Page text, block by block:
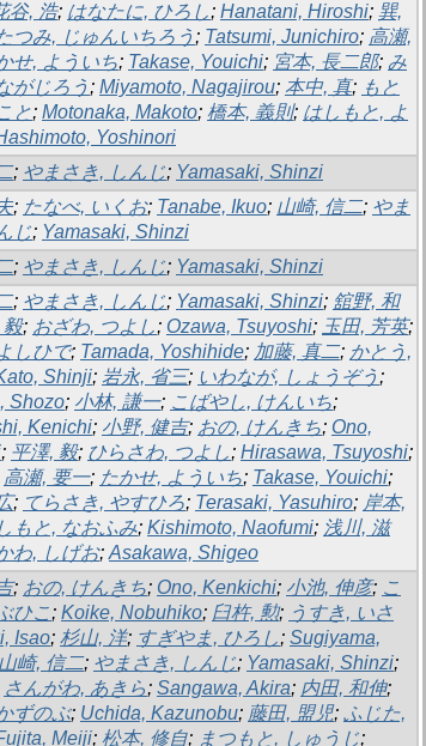
谷, 浩; はなたに, ひろし; Hanatani, Hiroshi; 巽,
つみ, じゅんいちろう ; Tatsumi, Junichiro; 高瀬,
せ, よういち; Takase, Youichi; 宮本, 長二郎; み
がじろう ; Miyamoto, Nagajirou; 本中, 真; もと
と; Motonaka, Makoto; 橋本, 義則; はしもと, よ
Yoshinori
; やまさき, しんじ; Yamasaki, Shinzi
; たなべ, いくお; Tanabe, Ikuo; 山崎, 信二; やま
じ; Yamasaki, Shinzi
; やまさき, しんじ; Yamasaki, Shinzi
; やまさき, しんじ; Yamasaki, Shinzi; 舘野, 和
毅; おざわ, つよし; Ozawa, Tsuyoshi; 玉田, 芳英;
しひで; Tamada, Yoshihide; 加藤, 真二; かとう,
Shinji; 岩永, 省三; いわなが, しょうぞう ;
Shozo; 小林, 謙一; こばやし, けんいち;
Kenichi; 小野, 健吉; おの, けんきち; Ono,
; 平澤, 毅; ひらさわ, つよし; Hirasawa, Tsuyoshi;
高瀬, 要一; たかせ, よういち; Takase, Youichi;
; てらさき, やすひろ; Terasaki, Yasuhiro; 岸本,
もと, なおふみ; Kishimoto, Naofumi; 浅川, 滋
わ, しげお; Asakawa, Shigeo
; おの, けんきち; Ono, Kenkichi; 小池, 伸彦; こ
ひこ; Koike, Nobuhiko; 臼杵, 勲; うすき, いさ
Isao; 杉山, 洋; すぎやま, ひろし; Sugiyama,
山崎, 信二; やまさき, しんじ; Yamasaki, Shinzi;
さんがわ, あきら; Sangawa, Akira; 内田, 和伸;
ずのぶ; Uchida, Kazunobu; 藤田, 盟児; ふじた,
Meiji; 松本, 修自; まつもと, しゅうじ;